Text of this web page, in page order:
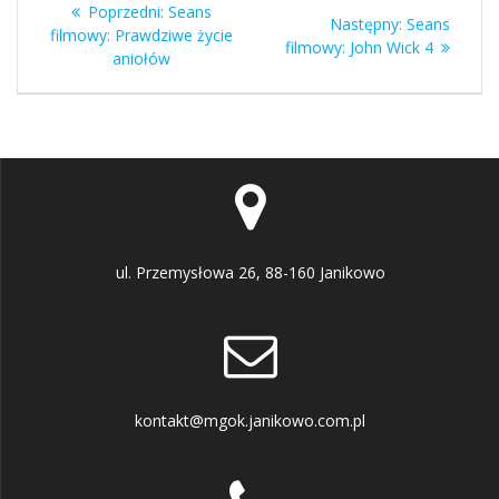
wpisu
Poprzedni: Poprzedni
wpis:
Seans
filmowy: Prawdziwe życie
aniołów
Następny: Następny
wpis:
Seans
filmowy: John Wick 4
ul. Przemysłowa 26, 88-160 Janikowo
kontakt@mgok.janikowo.com.pl